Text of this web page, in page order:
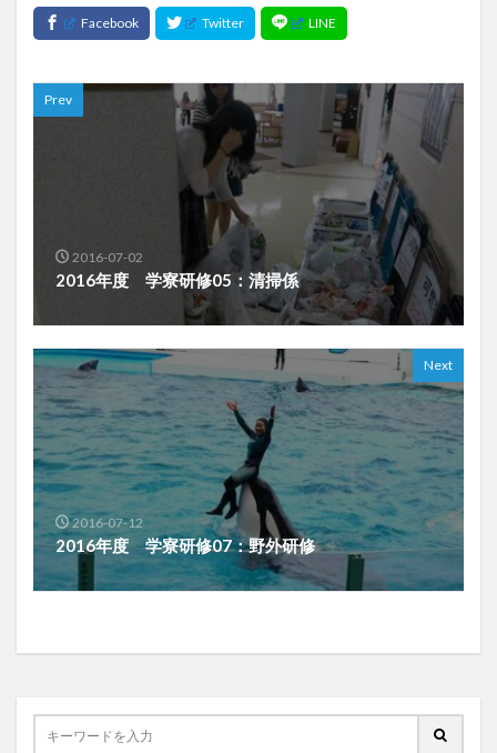
Prev
2016-07-02
2016年度 学寮研修05：清掃係
Next
2016-07-12
2016年度 学寮研修07：野外研修